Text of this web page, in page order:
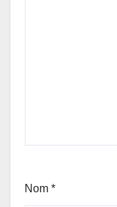
Nom *